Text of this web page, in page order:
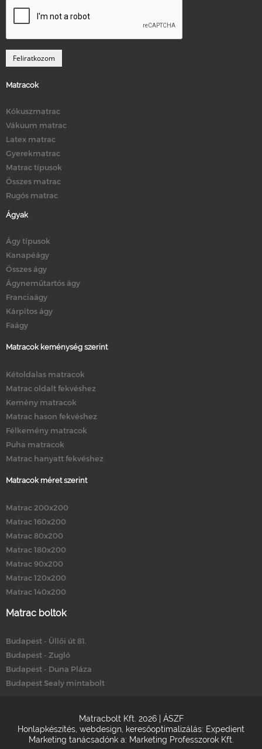
Matracok
Kókuszmatrac
Vákuum matrac
Latex matrac
Gyerekmatrac
Matrac típusok
Összes matrac
Rugós matrac
Ágyak
Ágy típusok
Kanapéágy
Összes ágy
Ágyneműtartós ágy
Franciaágy
Kárpitos ágy
Faágy
Matracok keménység szerint
Kétoldalas matracok
Matrac oldalt fekvéshez
Kemény matracok
Matrac hason fekvéshez
Félkemény matracok
Puha matracok
Matrac hanyatt fekvéshez
Matracok méret szerint
Matrac 200x200
Matrac 160x200
Matrac 80x200
Matrac 180x200
Matrac 90x200
Matrac 120x200
Matrac 140x200
Matrac boltok
Budapest - Üllői út 81.
Budapest - Zugló
Budapest - Duna Pláza
Budapest Sealy mintabolt
Matracbolt Kft. 2026 | ÁSZF
Honlapkészítés webdesign keresőoptimalizálás: Expedient
Marketing tanácsadónk a: Marketing Professzorok Kft.